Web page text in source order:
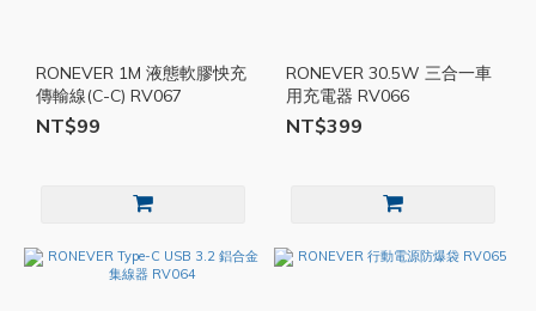
RONEVER 1M 液態軟膠怏充
傳輸線(C-C) RV067
NT$99
RONEVER 30.5W 三合一車
用充電器 RV066
NT$399